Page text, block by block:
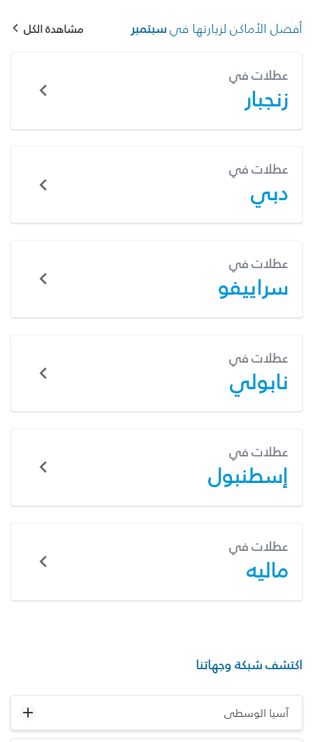
أفضل الأماكن لزيارتها فيسبتمبر مشاهدة الكل
عطلات في
زنجبار
عطلات في
دبي
عطلات في
سراييفو
عطلات في
نابولي
عطلات في
إسطنبول
عطلات في
ماليه
اكتشف شبكة وجهاتنا
آسيا الوسطى